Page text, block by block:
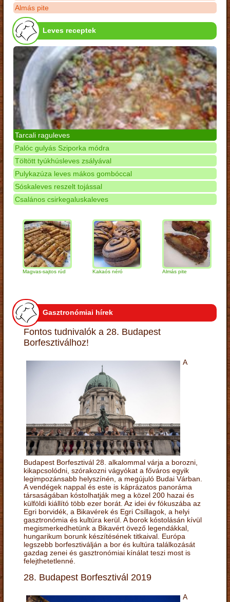
Almás pite
Leves receptek
Tarcali raguleves
Palóc gulyás Sziporka módra
Töltött tyúkhúsleves zsályával
Pulykazúza leves mákos gombóccal
Sóskaleves reszelt tojással
Csalános csirkegaluskaleves
Magvas-sajtos rúd Kakaós néró Almás pite
Gasztronómiai hírek
Fontos tudnivalók a 28. Budapest
Borfesztiválhoz!
A
Budapest Borfesztivál 28. alkalommal várja a borozni,
kikapcsolódni, szórakozni vágyókat a főváros egyik
legimpozánsabb helyszínén, a megújuló Budai Várban.
A vendégek nappal és este is káprázatos panoráma
társaságában kóstolhatják meg a közel 200 hazai és
külföldi kiállító több ezer borát. Az idei év fókuszába az
Egri borvidék, a Bikavérek és Egri Csillagok, a helyi
gasztronómia és kultúra kerül. A borok kóstolásán kívül
megismerkedhetünk a Bikavért övező legendákkal,
hungarikum borunk készítésének titkaival. Európa
legszebb borfesztiválján a bor és kultúra találkozását
gazdag zenei és gasztronómiai kínálat teszi most is
felejthetetlenné.
28. Budapest Borfesztivál 2019
A